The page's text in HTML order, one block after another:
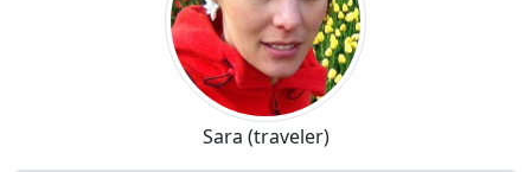
Sara (traveler)